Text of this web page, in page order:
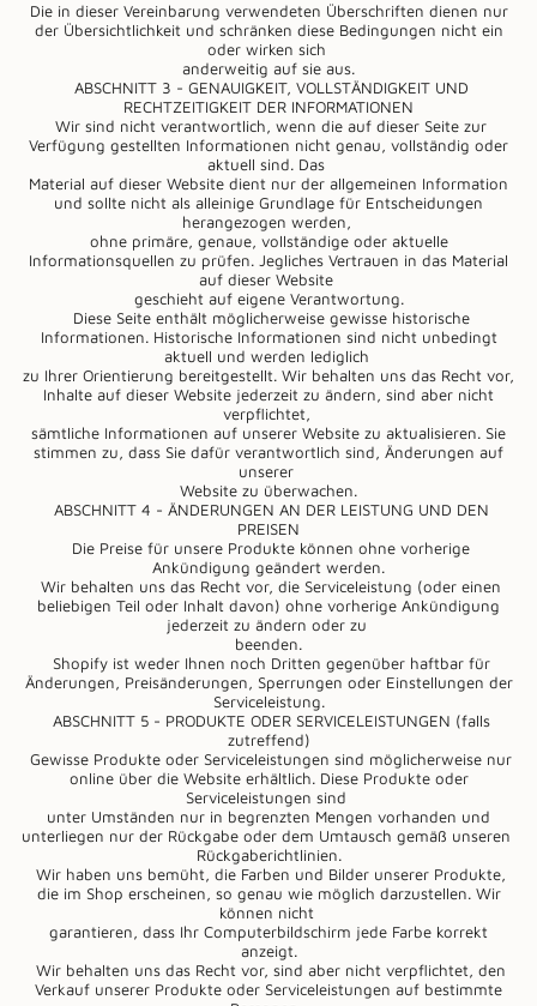
Die in dieser Vereinbarung verwendeten Überschriften dienen nur
der Übersichtlichkeit und schränken diese Bedingungen nicht ein
oder wirken sich
anderweitig auf sie aus.
ABSCHNITT 3 - GENAUIGKEIT, VOLLSTÄNDIGKEIT UND
RECHTZEITIGKEIT DER INFORMATIONEN
Wir sind nicht verantwortlich, wenn die auf dieser Seite zur
Verfügung gestellten Informationen nicht genau, vollständig oder
aktuell sind. Das
Material auf dieser Website dient nur der allgemeinen Information
und sollte nicht als alleinige Grundlage für Entscheidungen
herangezogen werden,
ohne primäre, genaue, vollständige oder aktuelle
Informationsquellen zu prüfen. Jegliches Vertrauen in das Material
auf dieser Website
geschieht auf eigene Verantwortung.
Diese Seite enthält möglicherweise gewisse historische
Informationen. Historische Informationen sind nicht unbedingt
aktuell und werden lediglich
zu Ihrer Orientierung bereitgestellt. Wir behalten uns das Recht vor,
Inhalte auf dieser Website jederzeit zu ändern, sind aber nicht
verpflichtet,
sämtliche Informationen auf unserer Website zu aktualisieren. Sie
stimmen zu, dass Sie dafür verantwortlich sind, Änderungen auf
unserer
Website zu überwachen.
ABSCHNITT 4 - ÄNDERUNGEN AN DER LEISTUNG UND DEN
PREISEN
Die Preise für unsere Produkte können ohne vorherige
Ankündigung geändert werden.
Wir behalten uns das Recht vor, die Serviceleistung (oder einen
beliebigen Teil oder Inhalt davon) ohne vorherige Ankündigung
jederzeit zu ändern oder zu
beenden.
Shopify ist weder Ihnen noch Dritten gegenüber haftbar für
Änderungen, Preisänderungen, Sperrungen oder Einstellungen der
Serviceleistung.
ABSCHNITT 5 - PRODUKTE ODER SERVICELEISTUNGEN (falls
zutreffend)
Gewisse Produkte oder Serviceleistungen sind möglicherweise nur
online über die Website erhältlich. Diese Produkte oder
Serviceleistungen sind
unter Umständen nur in begrenzten Mengen vorhanden und
unterliegen nur der Rückgabe oder dem Umtausch gemäß unseren
Rückgaberichtlinien.
Wir haben uns bemüht, die Farben und Bilder unserer Produkte,
die im Shop erscheinen, so genau wie möglich darzustellen. Wir
können nicht
garantieren, dass Ihr Computerbildschirm jede Farbe korrekt
anzeigt.
Wir behalten uns das Recht vor, sind aber nicht verpflichtet, den
Verkauf unserer Produkte oder Serviceleistungen auf bestimmte